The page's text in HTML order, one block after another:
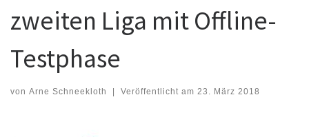
zweiten Liga mit Offline-
Testphase
von Arne Schneekloth | Veröffentlicht am 23. März 2018